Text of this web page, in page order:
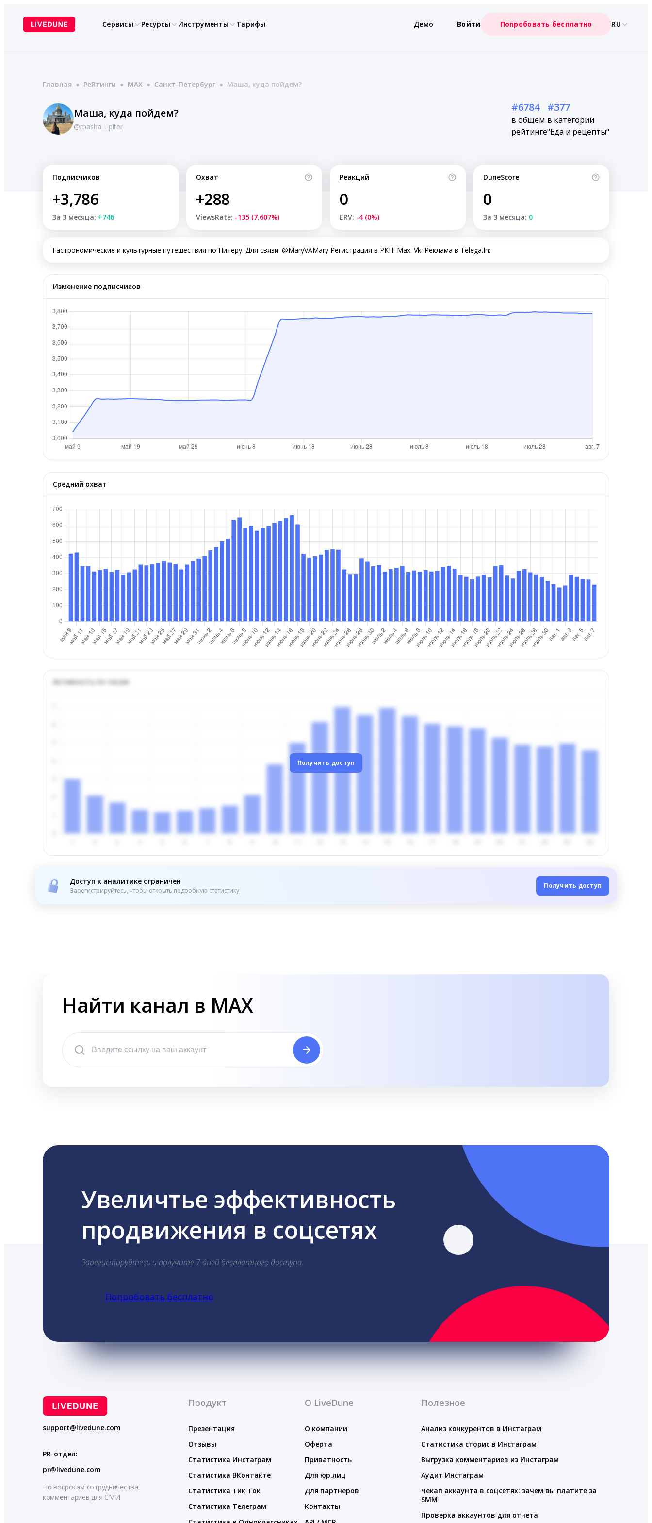
содержимому
Сервисы Ресурсы Инструменты Тарифы Демо Войти Попробовать бесплатно RU
Главная ● Рейтинги ● MAX ● Санкт-Петербург ● Маша, куда пойдем?
Маша, куда пойдем?
@masha_i_piter
#6784
в общем
рейтинге
#377
в категории
"Еда и рецепты"
Подписчиков
+3,786
За 3 месяца: +746
Охват
+288
ViewsRate: -135 (7.607%)
Реакций
0
ERV: -4 (0%)
DuneScore
0
За 3 месяца: 0
Гастрономические и культурные путешествия по Питеру. Для связи: @MaryVAMary Регистрация в РКН: Max: Vk: Реклама в Telega.In:
Изменение подписчиков
Средний охват
Активность по часам
Получить доступ
Доступ к аналитике ограничен
Зарегистрируйтесь, чтобы открыть подробную статистику
Получить доступ
Найти канал в MAX
Увеличтье эффективность
продвижения в соцсетях
Зарегистируйтесь и получите 7 дней бесплатного доступа.
Попробовать бесплатно
support@livedune.com
PR-отдел:
pr@livedune.com
По вопросам сотрудничества,
комментариев для СМИ
Продукт
Презентация
Отзывы
Статистика Инстаграм
Статистика ВКонтакте
Статистика Тик Ток
Статистика Телеграм
О LiveDune
О компании
Оферта
Приватность
Для юр.лиц
Для партнеров
Контакты
Полезное
Анализ конкурентов в Инстаграм
Статистика сторис в Инстаграм
Выгрузка комментариев из Инстаграм
Аудит Инстаграм
Чекап аккаунта в соцсетях: зачем вы платите за
SMM
Проверка аккаунтов для отчета